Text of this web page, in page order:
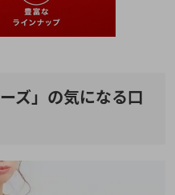
ズ」の気になる口